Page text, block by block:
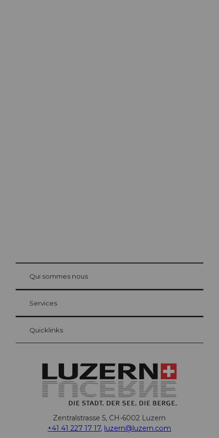
Carte d’hôte Lucerne
Vos avantages en tant qu'hôte pour la nuit
at Bre
Qui sommes nous
Services
Quicklinks
Zentralstrasse 5, CH-6002 Luzern
+41 41 227 17 17, luzern@luzern.com